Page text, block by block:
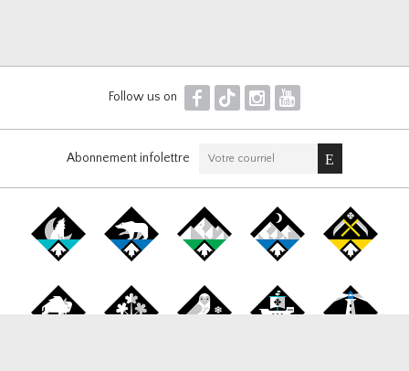
Follow us on F T I Y
Abonnement infolettre